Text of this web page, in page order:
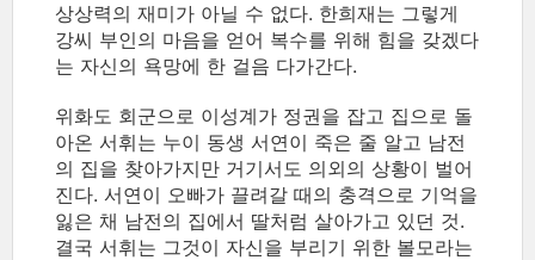
상상력의 재미가 아닐 수 없다. 한희재는 그렇게
강씨 부인의 마음을 얻어 복수를 위해 힘을 갖겠다
는 자신의 욕망에 한 걸음 다가간다.
위화도 회군으로 이성계가 정권을 잡고 집으로 돌
아온 서휘는 누이 동생 서연이 죽은 줄 알고 남전
의 집을 찾아가지만 거기서도 의외의 상황이 벌어
진다. 서연이 오빠가 끌려갈 때의 충격으로 기억을
잃은 채 남전의 집에서 딸처럼 살아가고 있던 것.
결국 서휘는 그것이 자신을 부리기 위한 볼모라는